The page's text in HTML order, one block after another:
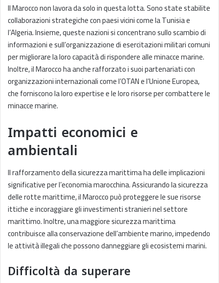
Il Marocco non lavora da solo in questa lotta. Sono state stabilite
collaborazioni strategiche con paesi vicini come la Tunisia e
l’Algeria. Insieme, queste nazioni si concentrano sullo scambio di
informazioni e sull’organizzazione di esercitazioni militari comuni
per migliorare la loro capacità di rispondere alle minacce marine.
Inoltre, il Marocco ha anche rafforzato i suoi partenariati con
organizzazioni internazionali come l’OTAN e l’Unione Europea,
che forniscono la loro expertise e le loro risorse per combattere le
minacce marine.
Impatti economici e
ambientali
Il rafforzamento della sicurezza marittima ha delle implicazioni
significative per l’economia marocchina. Assicurando la sicurezza
delle rotte marittime, il Marocco può proteggere le sue risorse
ittiche e incoraggiare gli investimenti stranieri nel settore
marittimo. Inoltre, una maggiore sicurezza marittima
contribuisce alla conservazione dell’ambiente marino, impedendo
le attività illegali che possono danneggiare gli ecosistemi marini.
Difficoltà da superare